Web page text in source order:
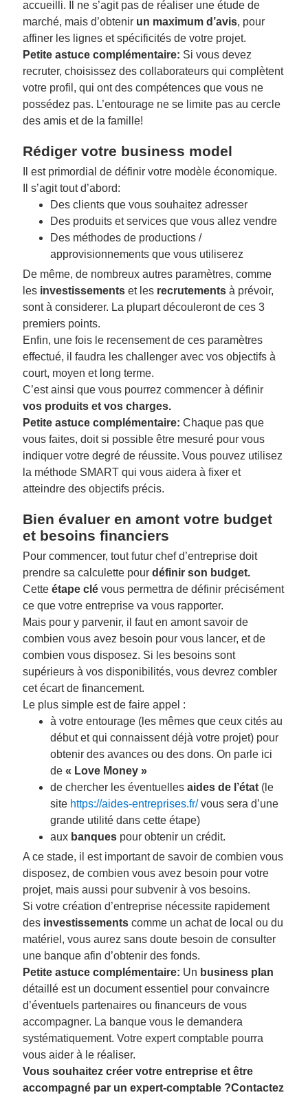
accueilli. Il ne s’agit pas de réaliser une étude de
marché, mais d’obtenir un maximum d’avis, pour
affiner les lignes et spécificités de votre projet.
Petite astuce complémentaire: Si vous devez
recruter, choisissez des collaborateurs qui complètent
votre profil, qui ont des compétences que vous ne
possédez pas. L’entourage ne se limite pas au cercle
des amis et de la famille!
Rédiger votre business model
Il est primordial de définir votre modèle économique.
Il s’agit tout d’abord:
Des clients que vous souhaitez adresser
Des produits et services que vous allez vendre
Des méthodes de productions /
approvisionnements que vous utiliserez
De même, de nombreux autres paramètres, comme
les investissements et les recrutements à prévoir,
sont à considerer. La plupart découleront de ces 3
premiers points.
Enfin, une fois le recensement de ces paramètres
effectué, il faudra les challenger avec vos objectifs à
court, moyen et long terme.
C’est ainsi que vous pourrez commencer à définir
vos produits et vos charges.
Petite astuce complémentaire: Chaque pas que
vous faites, doit si possible être mesuré pour vous
indiquer votre degré de réussite. Vous pouvez utilisez
la méthode SMART qui vous aidera à fixer et
atteindre des objectifs précis.
Bien évaluer en amont votre budget
et besoins financiers
Pour commencer, tout futur chef d’entreprise doit
prendre sa calculette pourdéfinir son budget.
Cette étape clévous permettra de définir précisément
ce que votre entreprise va vous rapporter.
Mais pour y parvenir, il faut en amont savoir de
combien vous avez besoin pour vous lancer, et de
combien vous disposez. Si les besoins sont
supérieurs à vos disponibilités, vous devrez combler
cet écart de financement.
Le plus simple est de faire appel :
à votre entourage (les mêmes que ceux cités au
début et qui connaissent déjà votre projet) pour
obtenir des avances ou des dons. On parle ici
de« Love Money »
de chercher les éventuellesaides de l’état (le
site https://aides-entreprises.fr/vous sera d’une
grande utilité dans cette étape)
aux banques pour obtenir un crédit.
A ce stade, il est important de savoir de combien vous
disposez, de combien vous avez besoin pour votre
projet, mais aussi pour subvenir à vos besoins.
Si votre création d’entreprise nécessite rapidement
des investissementscomme un achat de local ou du
matériel, vous aurez sans doute besoin de consulter
une banque afin d’obtenir des fonds.
Petite astuce complémentaire: Un business plan
détaillé est un document essentiel pour convaincre
d’éventuels partenaires ou financeurs de vous
accompagner. La banque vous le demandera
systématiquement. Votre expert comptable pourra
vous aider à le réaliser.
Vous souhaitez créer votre entreprise et être
accompagné par un expert-comptable ?Contactez